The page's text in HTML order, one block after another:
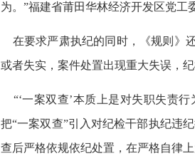
为。”福建省莆田华林经济开发区党工
在要求严肃执纪的同时，《规则》
或者失实，案件处置出现重大失误，
“‘一案双查’本质上是对失职失责行
把“一案双查”引入对纪检干部执纪违
查后严格依规依纪处置，在严格自律